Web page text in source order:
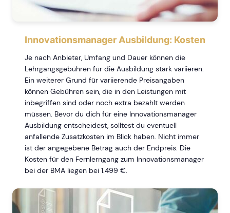
Innovationsmanager Ausbildung: Kosten
Je nach Anbieter, Umfang und Dauer können die
Lehrgangsgebühren für die Ausbildung stark variieren.
Ein weiterer Grund für variierende Preisangaben
können Gebühren sein, die in den Leistungen mit
inbegriffen sind oder noch extra bezahlt werden
müssen. Bevor du dich für eine Innovationsmanager
Ausbildung entscheidest, solltest du eventuell
anfallende Zusatzkosten im Blick haben. Nicht immer
ist der angegebene Betrag auch der Endpreis. Die
Kosten für den Fernlerngang zum Innovationsmanager
bei der BMA liegen bei 1.499 €.